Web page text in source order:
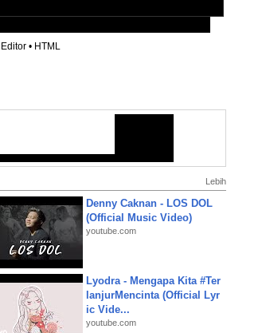
Editor • HTML
Lebih
Denny Caknan - LOS DOL
(Official Music Video)
youtube.com
Lyodra - Mengapa Kita #Ter
lanjurMencinta (Official Lyr
ic Vide...
youtube.com